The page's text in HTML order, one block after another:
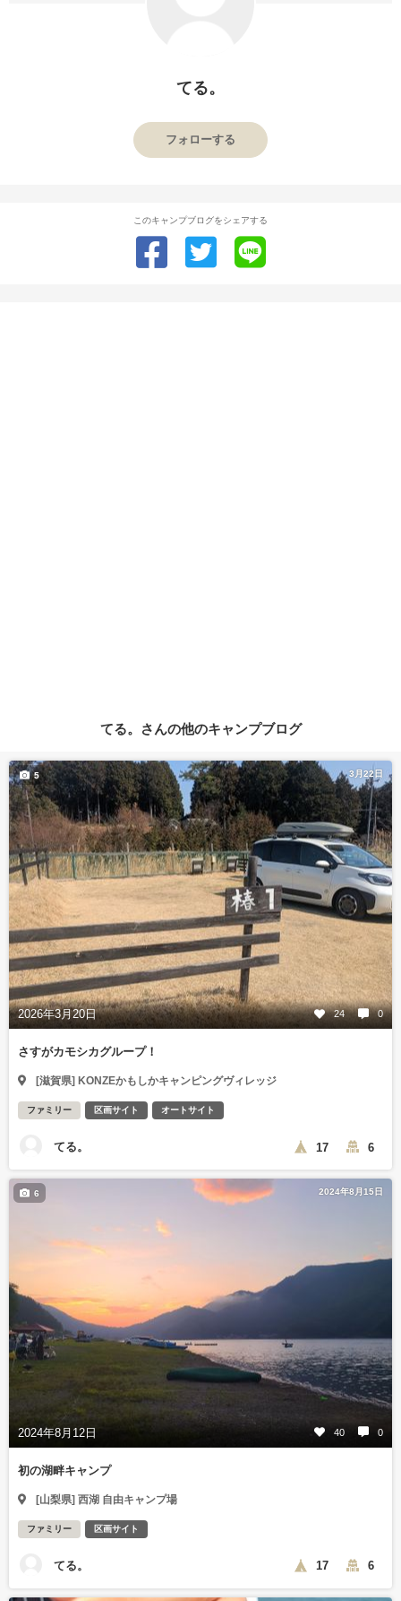
てる。
フォローする
このキャンプブログをシェアする
てる。さんの他のキャンプブログ
3月22日
2026年3月20日 24 0
5
さすがカモシカグループ！
[滋賀県] KONZEかもしかキャンピングヴィレッジ
ファミリー 区画サイト オートサイト
てる。 17 6
2024年8月15日
2024年8月12日 40 0
6
初の湖畔キャンプ
[山梨県] 西湖 自由キャンプ場
ファミリー 区画サイト
てる。 17 6